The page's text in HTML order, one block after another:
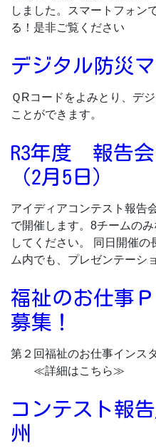
しました。スマートフォン
る！是非ご覧ください
デジタル防災マ
ＱRコードをよみとり、デ
ことができます。
R3年度 報告
（2月5日）
アイディアコンテスト報告
で開催します。8チームの
してください。 同日開催
ム内でも、プレゼンテーシ
福祉のお仕事
募集！
第２回福祉のお仕事インス
≪詳細はこちら≫
コンテスト報
州